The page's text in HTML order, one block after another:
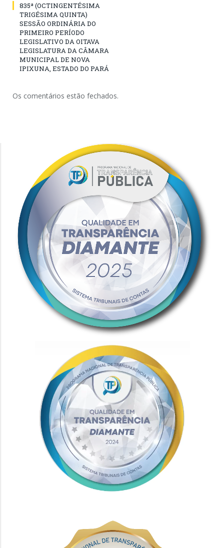
835ª (OCTINGENTÉSIMA
TRIGÉSIMA QUINTA)
SESSÃO ORDINÁRIA DO
PRIMEIRO PERÍODO
LEGISLATIVO DA OITAVA
LEGISLATURA DA CÂMARA
MUNICIPAL DE NOVA
IPIXUNA, ESTADO DO PARÁ
Os comentários estão fechados.